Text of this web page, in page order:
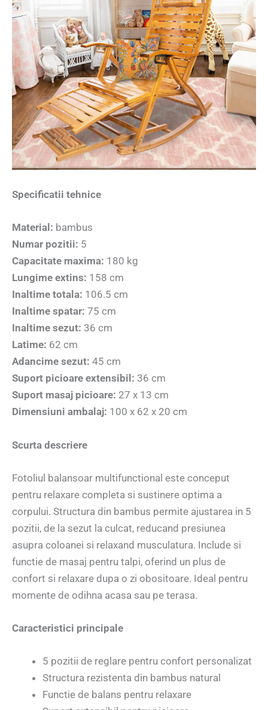
Specificatii tehnice
Material: bambus
Numar pozitii: 5
Capacitate maxima: 180 kg
Lungime extins: 158 cm
Inaltime totala: 106.5 cm
Inaltime spatar: 75 cm
Inaltime sezut: 36 cm
Latime: 62 cm
Adancime sezut: 45 cm
Suport picioare extensibil: 36 cm
Suport masaj picioare: 27 x 13 cm
Dimensiuni ambalaj: 100 x 62 x 20 cm
Scurta descriere
Fotoliul balansoar multifunctional este conceput
pentru relaxare completa si sustinere optima a
corpului. Structura din bambus permite ajustarea in 5
pozitii, de la sezut la culcat, reducand presiunea
asupra coloanei si relaxand musculatura. Include si
functie de masaj pentru talpi, oferind un plus de
confort si relaxare dupa o zi obositoare. Ideal pentru
momente de odihna acasa sau pe terasa.
Caracteristici principale
5 pozitii de reglare pentru confort personalizat
Structura rezistenta din bambus natural
Functie de balans pentru relaxare